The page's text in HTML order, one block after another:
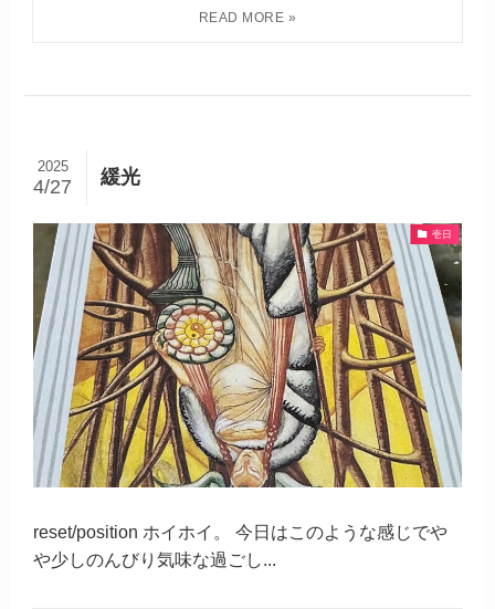
緩光
2025
4/27
壱日
reset/position ホイホイ。 今日はこのような感じでや
や少しのんびり気味な過ごし...